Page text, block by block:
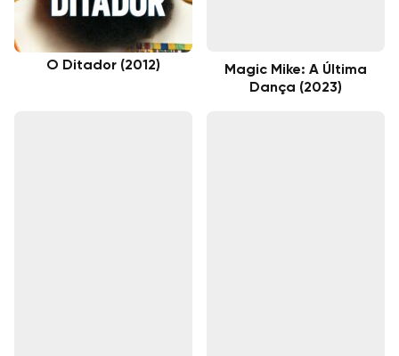
O Ditador (2012)
Magic Mike: A Última
Dança (2023)